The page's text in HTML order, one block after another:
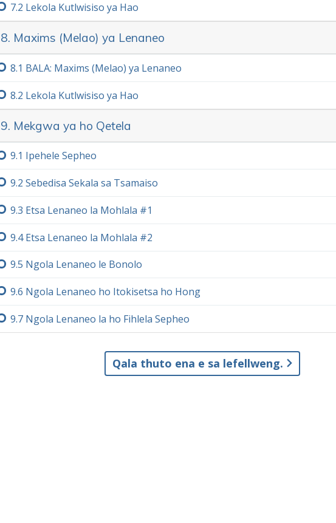
Lekola Kutlwisiso ya Hao
8. Maxims (Melao) ya Lenaneo
BALA: Maxims (Melao) ya Lenaneo
Lekola Kutlwisiso ya Hao
9. Mekgwa ya ho Qetela
Ipehele Sepheo
Sebedisa Sekala sa Tsamaiso
Etsa Lenaneo la Mohlala #1
9.‏4Etsa Lenaneo la Mohlala #2
Ngola Lenaneo le Bonolo
Ngola Lenaneo ho Itokisetsa ho Hong
9.‏7 Ngola Lenaneo la ho Fihlela Sepheo
Qala thuto ena e sa lefellweng.